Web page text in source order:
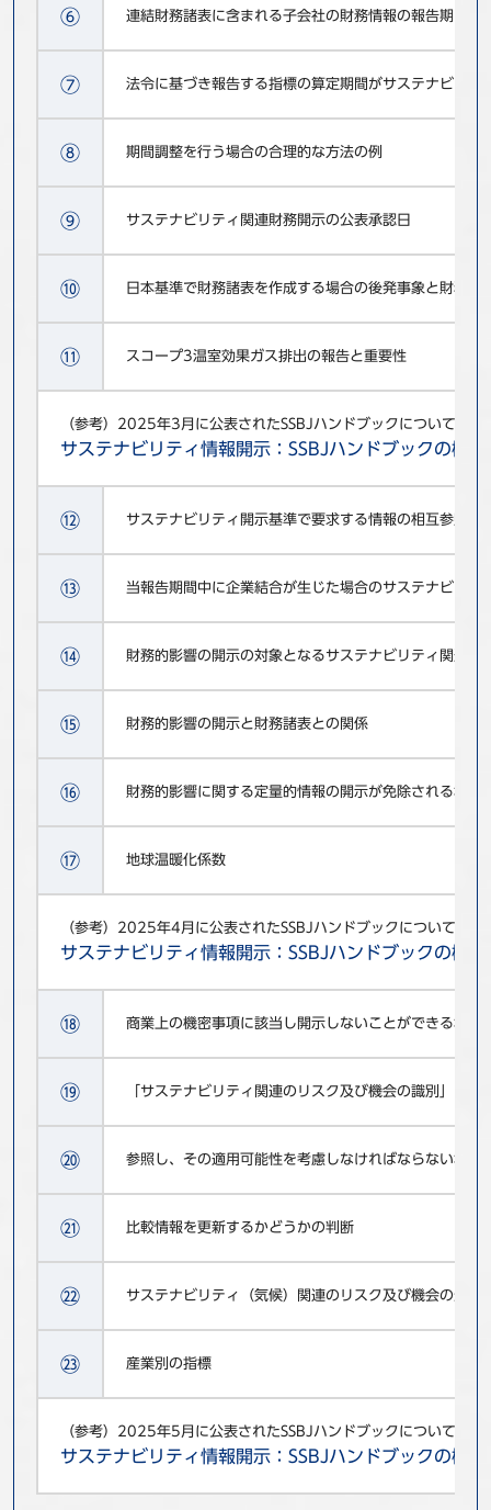
⑥ 連結財務諸表に含まれる子会社の財務情報の報告期間
⑦ 法令に基づき報告する指標の算定期間がサステナビリテ
⑧ 期間調整を行う場合の合理的な方法の例
⑨ サステナビリティ関連財務開示の公表承認日
⑩ 日本基準で財務諸表を作成する場合の後発事象と財務情
⑪ スコープ3温室効果ガス排出の報告と重要性
（参考）2025年3月に公表されたSSBJハンドブックについての
サステナビリティ情報開示：SSBJハンドブックの概
⑫ サステナビリティ開示基準で要求する情報の相互参照が
⑬ 当報告期間中に企業結合が生じた場合のサステナビリテ
⑭ 財務的影響の開示の対象となるサステナビリティ関連の
⑮ 財務的影響の開示と財務諸表との関係
⑯ 財務的影響に関する定量的情報の開示が免除される場合
⑰ 地球温暖化係数
（参考）2025年4月に公表されたSSBJハンドブックについての
サステナビリティ情報開示：SSBJハンドブックの概
⑱ 商業上の機密事項に該当し開示しないことができる場合
⑲ 「サステナビリティ関連のリスク及び機会の識別」に
⑳ 参照し、その適用可能性を考慮しなければならない場合
㉑ 比較情報を更新するかどうかの判断
㉒ サステナビリティ（気候）関連のリスク及び機会の影
㉓ 産業別の指標
（参考）2025年5月に公表されたSSBJハンドブックについての
サステナビリティ情報開示：SSBJハンドブックの概